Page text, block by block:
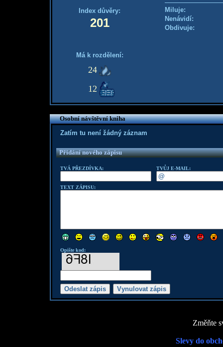
Index důvěry:
201
Má k rozdělení:
24
12
Miluje:
Nenávidí:
Obdivuje:
Osobní návštěvní kniha
Zatím tu není žádný záznam
Přidání nového zápisu
TVÁ PŘEZDÍVKA: TVŮJ E-MAIL:
TEXT ZÁPISU:
Opište kod:
Změňte
Slevy do